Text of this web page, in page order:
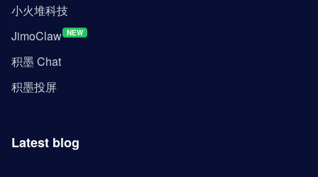
小火堆科技
JimoClaw NEW
积墨 Chat
积墨投屏
Latest blog